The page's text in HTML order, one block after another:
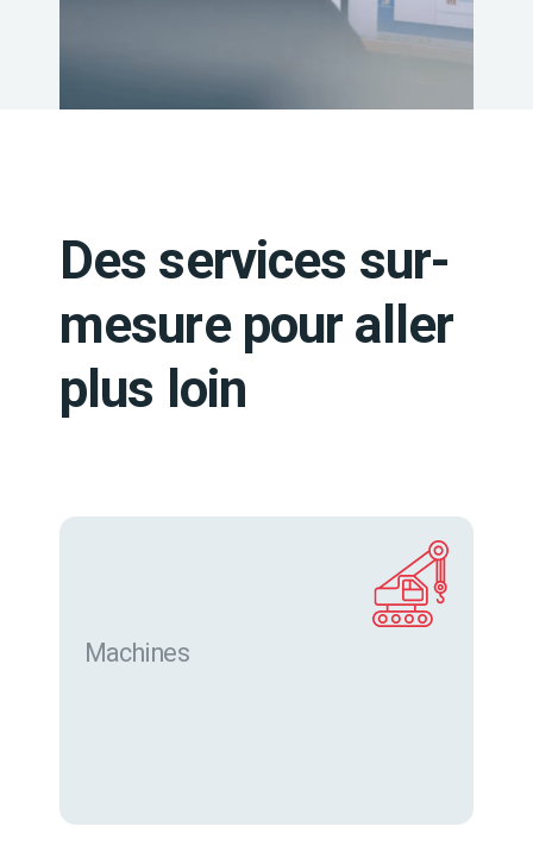
Des services sur-
mesure pour aller
plus loin
Machines